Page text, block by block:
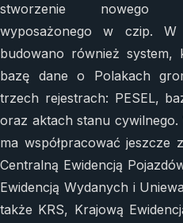
stworzenie nowego
wyposażonego w czip.
budowano również
bazę dane o Polakach
trzech rejestrach: PESEL,
oraz aktach stanu
ma współpracować jeszcze
Centralną Ewidencją
Ewidencją Wydanych i
także KRS, Krajową